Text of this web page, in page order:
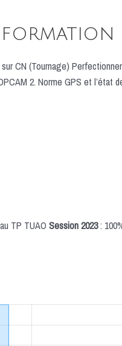
CN (Tournage)
2. Norme GPS et
TP TUAO Session 2023: